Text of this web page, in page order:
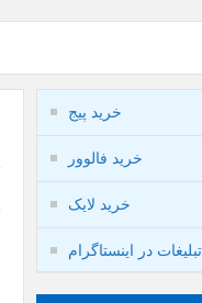
خرید پیج
خرید فالوور
خرید لایک
تبلیغات در اینستاگرام